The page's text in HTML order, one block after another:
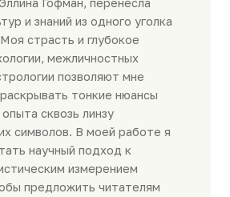
Гофман, перенесла
и знаний из одного уголка
страсть и глубокое
межличностных
позволяют мне
тонкие нюансы
сквозь линзу
символов. В моей работе я
научный подход к
измерением
предложить читателям